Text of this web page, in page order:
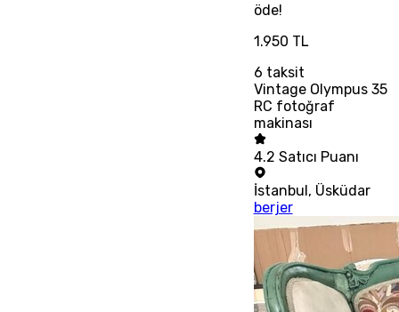
öde!
1.950 TL
6 taksit
Vintage Olympus 35
RC fotoğraf
makinası
4.2 Satıcı Puanı
İstanbul, Üsküdar
berjer